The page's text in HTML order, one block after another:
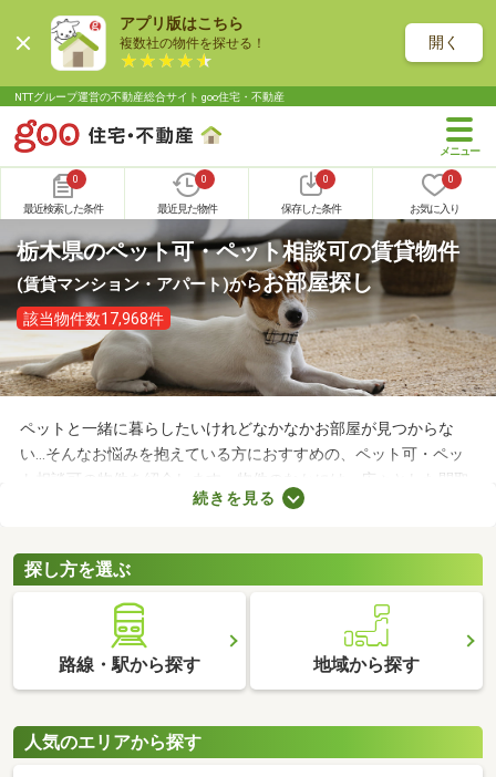
アプリ版はこちら
複数社の物件を探せる！ 開く
NTTグループ運営の不動産総合サイト goo住宅・不動産
0
最近検索した条件
0
最近見た物件
0
保存した条件
0
お気に入り
栃木県のペット可・ペット相談可の賃貸物件
(賃貸マンション・アパート)からお部屋探し
該当物件数17,968件
ペットと一緒に暮らしたいけれどなかなかお部屋が見つからな
い…そんなお悩みを抱えている方におすすめの、ペット可・ペッ
ト相談可の物件を紹介します。物件のなかには、広々とした間取
りや新しい設備を備えているお部屋もあります。人とペットが安
できるお部屋を探してみてくださいね。
続きを見る
探し方を選ぶ
路線・駅から探す 地域から探す
人気のエリアから探す